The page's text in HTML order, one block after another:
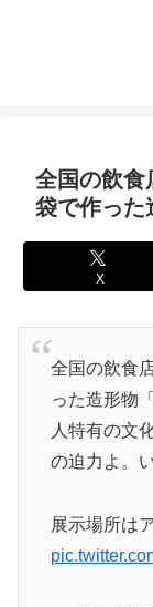
全国の飲食
袋で作った
X
全国の飲食
った造形物
人特有の文
の迫力よ。
展示場所は